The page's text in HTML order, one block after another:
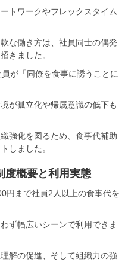
トワークやフレックスタイム
な働き方は、社員同士の偶発
きました。
が「同僚を食事に誘うことに
が孤立化や帰属意識の低下も
強化を図るため、食事代補助
しました。
度概要と利用実態
円まで社員2人以上の食事代を
ず幅広いシーンで利用できま
解の促進、そして組織力の強